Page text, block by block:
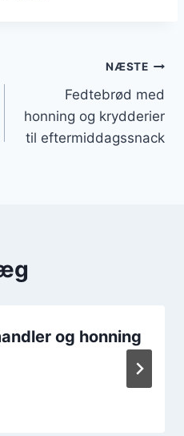
NÆSTE
Fedtebrød med
honning og krydderier
til eftermiddagssnack
og honning